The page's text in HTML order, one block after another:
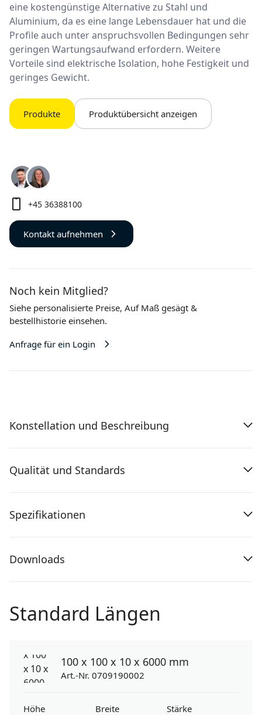
eine kostengünstige Alternative zu Stahl und
Aluminium, da es eine lange Lebensdauer hat und die
Profile auch unter anspruchsvollen Bedingungen sehr
geringen Wartungsaufwand erfordern. Weitere
Vorteile sind elektrische Isolation, hohe Festigkeit und
geringes Gewicht.
Produkte Produktübersicht anzeigen
+45 36388100
Kontakt aufnehmen
Noch kein Mitglied?
Siehe personalisierte Preise, Auf Maß gesägt &
bestellhistorie einsehen.
Anfrage für ein Login
Konstellation und Beschreibung
Qualität und Standards
Spezifikationen
Downloads
Standard Längen
100 x 100 x 10 x 6000 mm
Art.-Nr. 0709190002
Höhe Breite Stärke